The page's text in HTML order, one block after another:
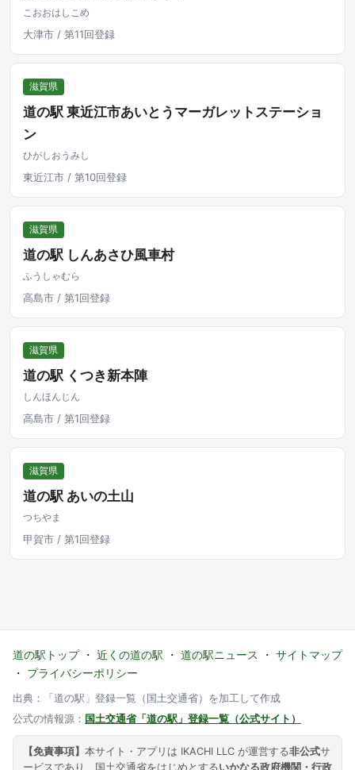
こおおはしこめ
大津市 / 第11回登録
滋賀県
道の駅 東近江市あいとうマーガレットステーショ
ン
ひがしおうみし
東近江市 / 第10回登録
滋賀県
道の駅 しんあさひ風車村
ふうしゃむら
高島市 / 第1回登録
滋賀県
道の駅 くつき新本陣
しんほんじん
高島市 / 第1回登録
滋賀県
道の駅 あいの土山
つちやま
甲賀市 / 第1回登録
道の駅トップ・ 近くの道の駅 ・ 道の駅ニュース ・ サイトマップ
・ プライバシーポリシー
出典：「道の駅」登録一覧（国土交通省）を加工して作成
公式の情報源： 国土交通省「道の駅」登録一覧（公式サイト）
【免責事項】 本サイト・アプリは IKACHI LLC が運営する非公式サ
ービスであり、国土交通省をはじめとするいかなる政府機関・行政